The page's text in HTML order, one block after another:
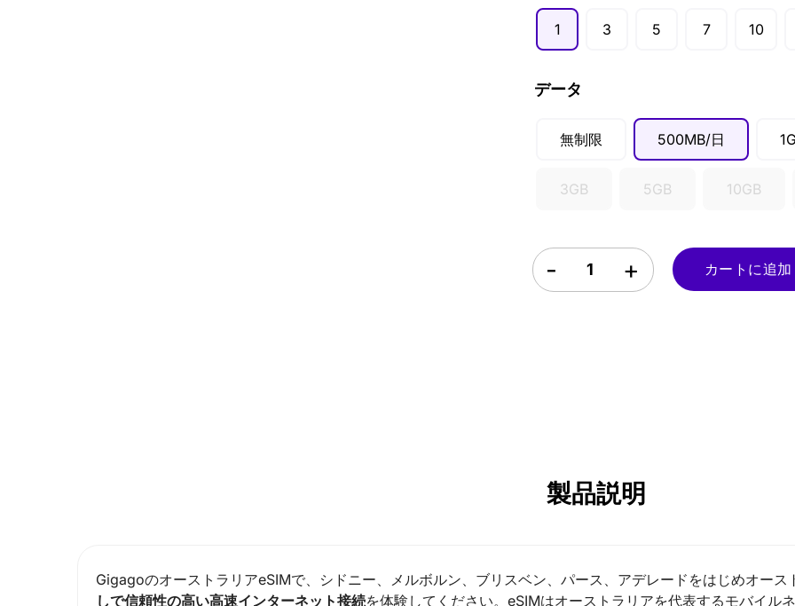
GBP (£)
SGD ($)
1 3 5 7 10
データ
無制限 500MB/日
3GB 5GB 10GB
オーストラリア eSIM quantity
カートに追
製品説明
GigagoのオーストラリアeSIMで、シドニー、メルボルン、ブリスベン、パース、アデレードをはじめオース
しで信頼性の高い高速インターネット接続を体験してください。eSIMはオーストラリアを代表するモバイル